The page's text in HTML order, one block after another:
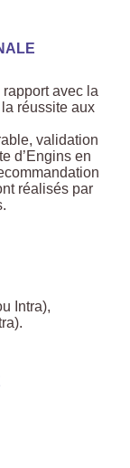
avec la
réussite aux
validation
d’Engins en
réalisés par
Intra),